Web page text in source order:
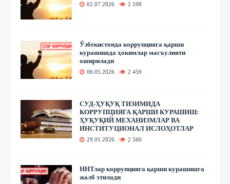
02.07.2026 2 108
Ўзбекистонда коррупцияга қарши
курашишда ҳокимлар масъулияти
оширилади
06.05.2026 2 459
СУД-ҲУҚУҚ ТИЗИМИДА
КОРРУПЦИЯГА ҚАРШИ КУРАШИШ:
ҲУҚУҚИЙ МЕХАНИЗМЛАР ВА
ИНСТИТУЦИОНАЛ ИСЛОҲОТЛАР
29.01.2026 2 560
ННТлар коррупцияга қарши курашишга
жалб этилади